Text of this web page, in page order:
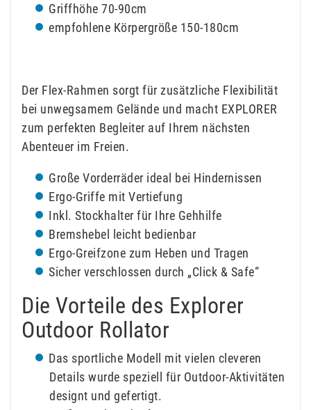
Griffhöhe 70-90cm
empfohlene Körpergröße 150-180cm
Der Flex-Rahmen sorgt für zusätzliche Flexibilität
bei unwegsamem Gelände und macht EXPLORER
zum perfekten Begleiter auf Ihrem nächsten
Abenteuer im Freien.
Große Vorderräder ideal bei Hindernissen
Ergo-Griffe mit Vertiefung
Inkl. Stockhalter für Ihre Gehhilfe
Bremshebel leicht bedienbar
Ergo-Greifzone zum Heben und Tragen
Sicher verschlossen durch „Click & Safe“
Die Vorteile des Explorer
Outdoor Rollator
Das sportliche Modell mit vielen cleveren
Details wurde speziell für Outdoor-Aktivitäten
designt und gefertigt.